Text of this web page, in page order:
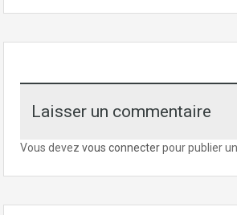
Laisser un commentaire
Vous devez vous connecterpour publier